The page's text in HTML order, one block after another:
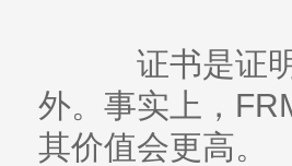
证书是证明
外。事实上，
其价值会更高。